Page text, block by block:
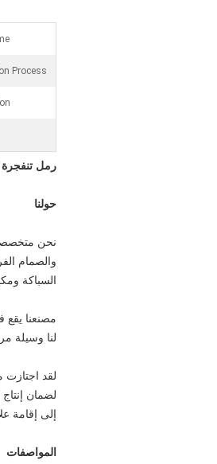
Process:
رمل تنفجرة
حولنا
نحن
والصمام
السباكة
مصنعنا يقع
لنا وسيلة
لقد اجتازت
لضمان
إلى إقامة
المواصفات